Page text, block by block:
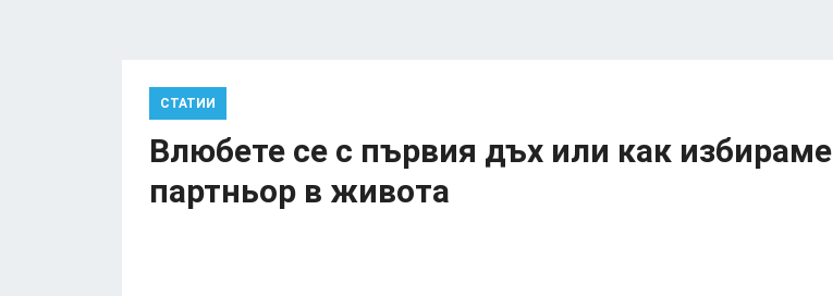
СТАТИИ
Влюбете се с първия дъх или как избираме
партньор в живота